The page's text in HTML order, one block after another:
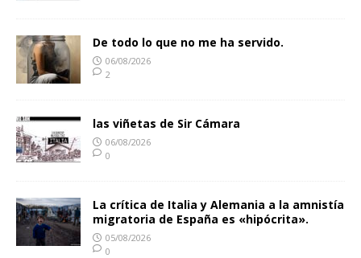
De todo lo que no me ha servido.
06/08/2026
2
las viñetas de Sir Cámara
06/08/2026
0
La crítica de Italia y Alemania a la amnistía
migratoria de España es «hipócrita».
05/08/2026
0